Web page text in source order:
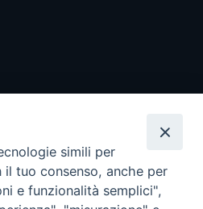
simili per
tuo consenso, anche per
e funzionalità semplici",